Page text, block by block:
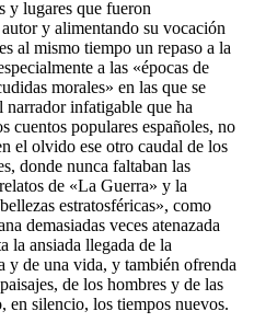
y lugares que fueron
y alimentando su vocación
al mismo tiempo un repaso a la
a las «épocas de
morales» en las que se
infatigable que ha
cuentos populares españoles, no
el olvido ese otro caudal de los
donde nunca faltaban las
de «La Guerra» y la
estratosféricas», como
demasiadas veces atenazada
la ansiada llegada de la
y de una vida, y también ofrenda
de los hombres y de las
en silencio, los tiempos nuevos.